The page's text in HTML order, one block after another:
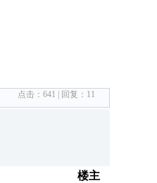
点击： 641 | 回复： 11
楼主